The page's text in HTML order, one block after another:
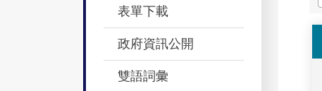
表單下載
政府資訊公開
雙語詞彙